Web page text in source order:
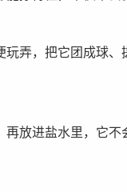
弄，把它团成球
放进盐水里，它